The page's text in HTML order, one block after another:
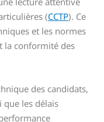
(CCTP). Ce
et les normes
la conformité des
des candidats,
que les délais